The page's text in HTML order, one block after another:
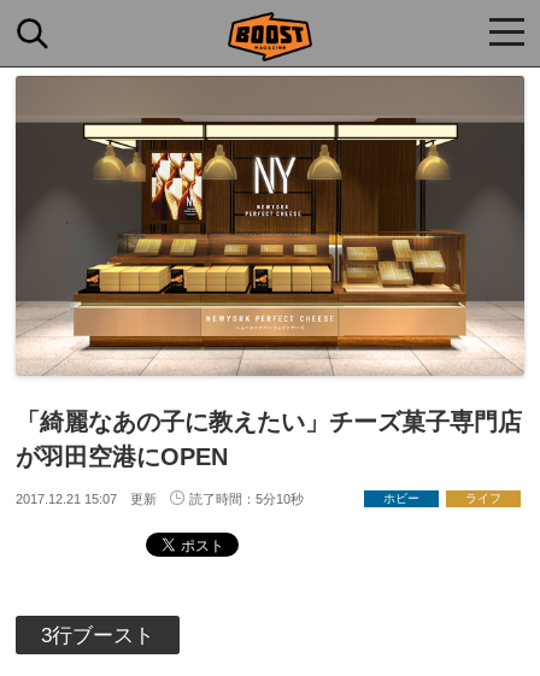
「綺麗なあの子に教えたい」チーズ菓子専門店
が羽田空港にOPEN
2017.12.21 15:07 更新 読了時間：5分10秒 ホビー ライフ
3行ブースト